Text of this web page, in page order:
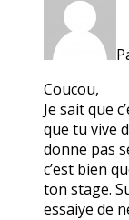
Coucou,
Je sait que
que tu vive
donne pas
c’est bien
ton stage.
essaiye de